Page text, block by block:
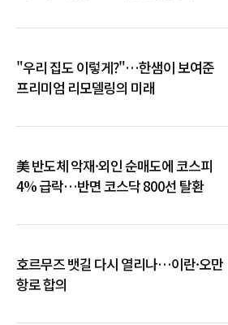
"우리 집도 이렇게?"…한샘이 보여준
프리미엄 리모델링의 미래
美 반도체 악재·외인 순매도에 코스피
4% 급락…반면 코스닥 800선 탈환
호르무즈 뱃길 다시 열리나…이란·오만
항로 합의